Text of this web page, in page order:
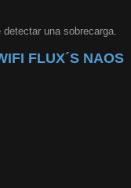
una sobrecarga.
FLUX´S NAOS